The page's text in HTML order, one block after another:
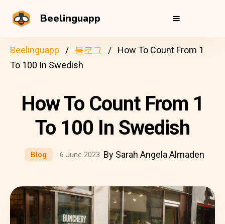
Beelinguapp
Beelinguapp 블로그
How To Count From 1
To 100 In Swedish
How To Count From 1
To 100 In Swedish
Blog 6 June 2023 By Sarah Angela Almaden